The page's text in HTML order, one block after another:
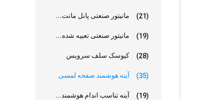
مانیتور صنعتی پانل مانت... (21)
مانیتور صنعتی تعبیه شده... (19)
کیوسک سلف سرویس (28)
آینه هوشمند صفحه لمسی (35)
آینه تناسب اندام هوشمند... (19)